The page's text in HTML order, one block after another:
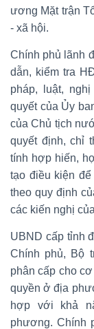
ương Mặt trận
- xã hội.
Chính phủ lãnh
dẫn, kiểm tra
pháp, luật,
quyết của Ủy
của Chủ tịch
quyết định, chỉ
tính hợp hiến,
tạo điều kiện
theo quy định
các kiến nghị
UBND cấp tỉnh
Chính phủ, Bộ
phân cấp cho
quyền ở địa
hợp với khả
phương. Chính